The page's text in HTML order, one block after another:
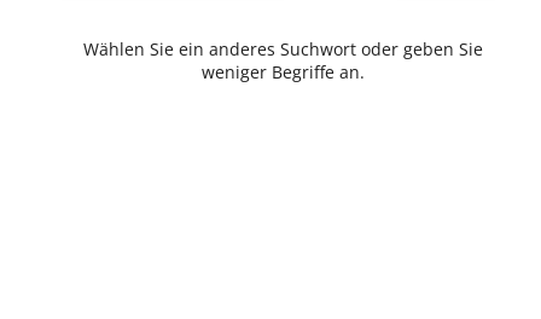
Wählen Sie ein anderes Suchwort oder geben Sie
weniger Begriffe an.